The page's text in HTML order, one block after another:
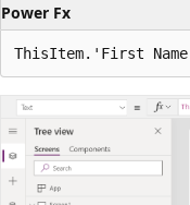
Power Fx